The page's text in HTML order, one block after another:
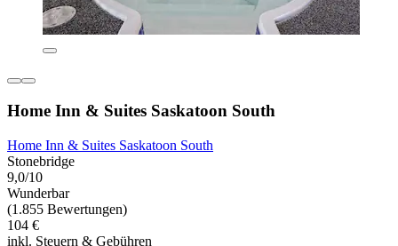
Home Inn & Suites Saskatoon South
Home Inn & Suites Saskatoon South
Stonebridge
9,0/10
Wunderbar
(1.855 Bewertungen)
104 €
inkl. Steuern & Gebühren